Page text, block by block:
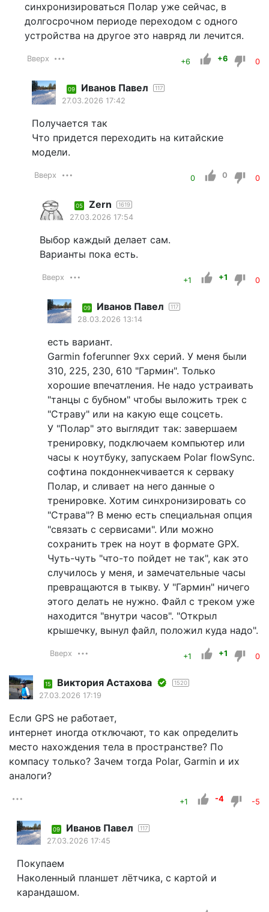
синхронизироваться Полар уже сейчас, в
долгосрочном периоде переходом с одного
устройства на другое это навряд ли лечится.
Вверх +6 +6 0
09 Иванов Павел 117
27.03.2026 17:42
Получается так
Что придется переходить на китайские
модели.
Вверх 0 0 0
05 Zern 1619
27.03.2026 17:54
Выбор каждый делает сам.
Варианты пока есть.
Вверх +1 +1 0
09 Иванов Павел 117
28.03.2026 13:14
есть вариант.
Garmin foferunner 9хх серий. У меня были
310, 225, 230, 610 "Гармин". Только
хорошие впечатления. Не надо устраивать
"танцы с бубном" чтобы выложить трек с
"Страву" или на какую еще соцсеть.
У "Полар" это выглядит так: завершаем
тренировку, подключаем компьютер или
часы к ноутбуку, запускаем Polar flowSync.
софтина покдоннекчивается к серваку
Полар, и сливает на него данные о
тренировке. Хотим синхронизировать со
"Страва"? В меню есть специальная опция
"связать с сервисами". Или можно
сохранить трек на ноут в формате GPX.
Чуть-чуть "что-то пойдет не так", как это
случилось у меня, и замечательные часы
превращаются в тыкву. У "Гармин" ничего
этого делать не нужно. Файл с треком уже
находится "внутри часов". "Открыл
крышечку, вынул файл, положил куда надо".
Вверх +1 +1 0
15 Виктория Астахова 1520
27.03.2026 17:19
Если GPS не работает,
интернет иногда отключают, то как определить
место нахождения тела в пространстве? По
компасу только? Зачем тогда Polar, Garmin и их
аналоги?
+1 -4 -5
09 Иванов Павел 117
27.03.2026 17:45
Покупаем
Наколенный планшет лётчика, с картой и
карандашом.